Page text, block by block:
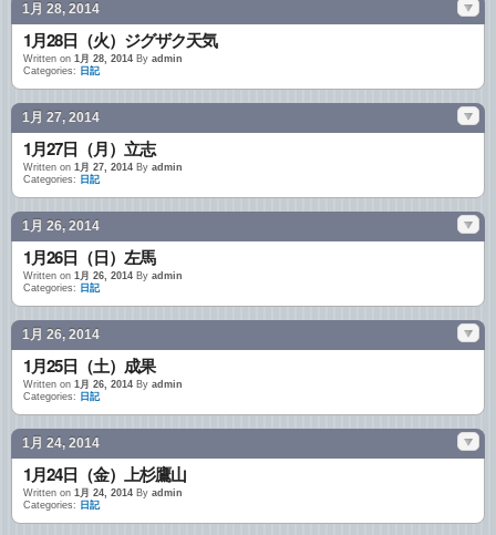
1月 28, 2014
1月28日（火）ジグザク天気
Written on 1月 28, 2014 By admin
Categories: 日記
1月 27, 2014
1月27日（月）立志
Written on 1月 27, 2014 By admin
Categories: 日記
1月 26, 2014
1月26日（日）左馬
Written on 1月 26, 2014 By admin
Categories: 日記
1月 26, 2014
1月25日（土）成果
Written on 1月 26, 2014 By admin
Categories: 日記
1月 24, 2014
1月24日（金）上杉鷹山
Written on 1月 24, 2014 By admin
Categories: 日記